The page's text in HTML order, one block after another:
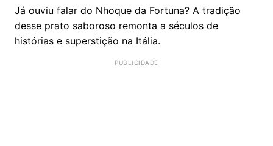
Já ouviu falar do Nhoque da Fortuna? A tradição
desse prato saboroso remonta a séculos de
histórias e superstição na Itália.